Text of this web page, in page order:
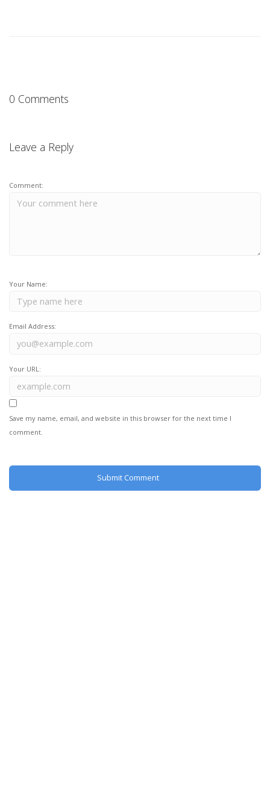
0 Comments
Leave a Reply
Comment:
Your Name:
Email Address:
Your URL:
Save my name, email, and website in this browser for the next time I
comment.